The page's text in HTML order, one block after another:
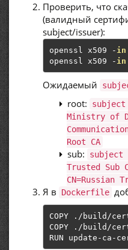
Проверить, что
(валидный
subject/issuer):
openssl x509 - in
openssl x509
- in
Ожидаемый
root:
subject
Ministry of
Root CA
sub:
subject
Trusted Sub
CN=Russian
Я в Dockerfile
COPY ./ build /
COPY
./ build /
RUN update - ca -